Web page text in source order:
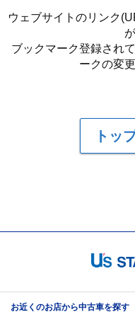
ウェブサイトのリンク
ブックマーク登録され
ークの変
トッ
お近くのお店から中古車を探す